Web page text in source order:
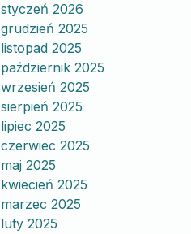
styczeń 2026
grudzień 2025
listopad 2025
październik 2025
wrzesień 2025
sierpień 2025
lipiec 2025
czerwiec 2025
maj 2025
kwiecień 2025
marzec 2025
luty 2025